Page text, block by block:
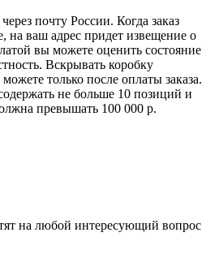
почту России. Когда заказ
на ваш адрес придет извещение о
вы можете оценить состояние
Вскрывать коробку
только после оплаты заказа.
не больше 10 позиций и
превышать 100 000 р.
на любой интересующий вопрос